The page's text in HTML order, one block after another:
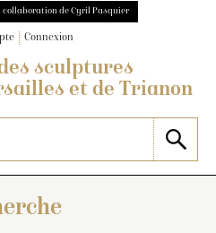
collaboration de Cyril Pasquier
Connexion
sculptures
et de Trianon